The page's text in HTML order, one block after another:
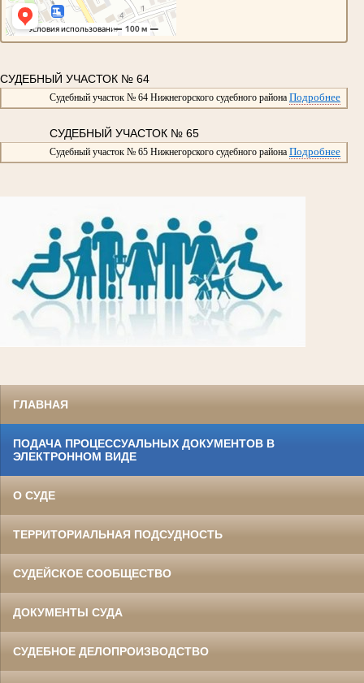
СУДЕБНЫЙ УЧАСТОК № 64
Судебный участок № 64 Нижнегорского судебного района Подробнее
СУДЕБНЫЙ УЧАСТОК № 65
Судебный участок № 65 Нижнегорского судебного района Подробнее
ГЛАВНАЯ
ПОДАЧА ПРОЦЕССУАЛЬНЫХ ДОКУМЕНТОВ В
ЭЛЕКТРОННОМ ВИДЕ
О СУДЕ
ТЕРРИТОРИАЛЬНАЯ ПОДСУДНОСТЬ
СУДЕЙСКОЕ СООБЩЕСТВО
ДОКУМЕНТЫ СУДА
СУДЕБНОЕ ДЕЛОПРОИЗВОДСТВО